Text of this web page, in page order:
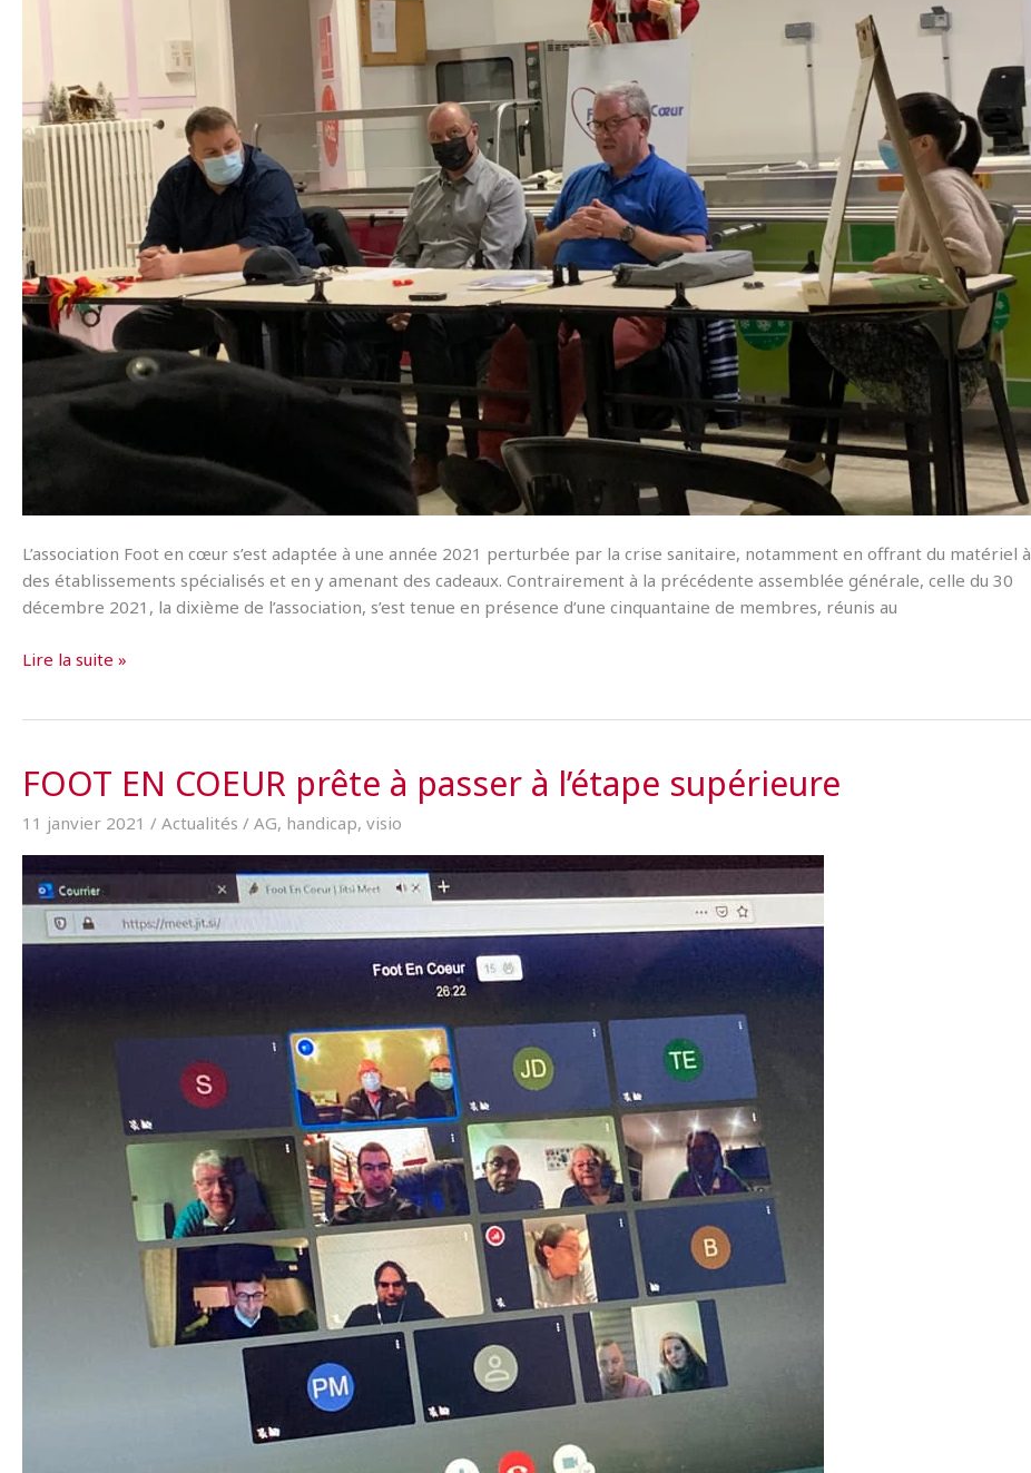
L’association Foot en cœur s’est adaptée à une année 2021 perturbée par la crise sanitaire, notamment en offrant du matériel à
des établissements spécialisés et en y amenant des cadeaux. Contrairement à la précédente assemblée générale, celle du 30
décembre 2021, la dixième de l’association, s’est tenue en présence d’une cinquantaine de membres, réunis au
[AG
bonheur
Lire la suite »
FOOT EN COEUR prête à passer à l’étape supérieure
11 janvier 2021 / Actualités / AG, handicap, visio